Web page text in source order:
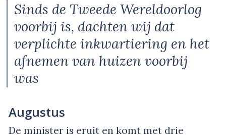
Sinds de Tweede Wereldoorlog
voorbij is, dachten wij dat
verplichte inkwartiering en het
afnemen van huizen voorbij
was
Augustus
De minister is eruit en komt met drie